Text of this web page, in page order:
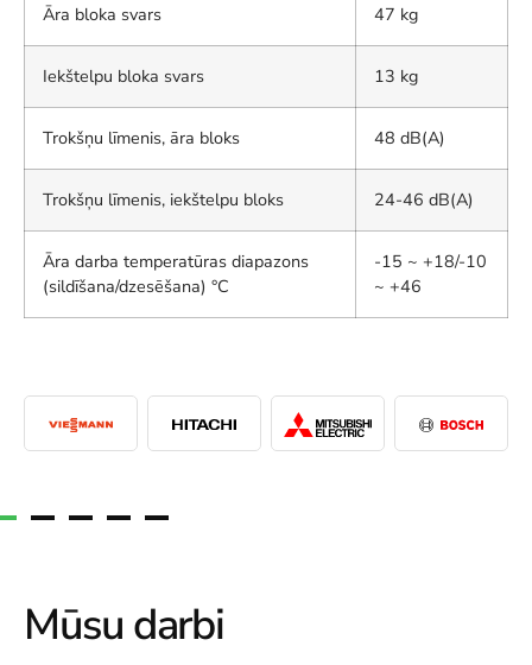
Āra bloka svars 47 kg
Iekštelpu bloka svars 13 kg
Trokšņu līmenis, āra bloks 48 dB(A)
Trokšņu līmenis, iekštelpu bloks 24-46 dB(A)
Āra darba temperatūras diapazons
(sildīšana/dzesēšana) °C
-15 ~ +18/-10
~ +46
Mūsu darbi